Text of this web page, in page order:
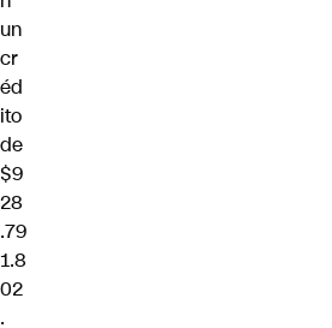
un
cr
éd
ito
de
$9
28
.79
1.8
02
.